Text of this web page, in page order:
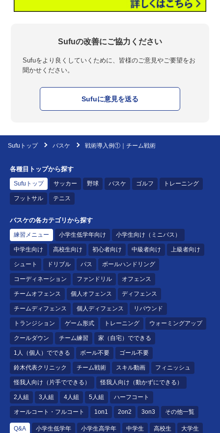
Sufuの改善にご協力ください
Sufuをより良くしていくために、皆様のご意見やご要望をお
聞かせください。
Sufuに意見を送る
Sufuトップ バスケ 戦術導入例①｜チーム戦術
各種目トップから探す
Sufuトップ サッカー 野球 バスケ ゴルフ トレーニング
フットサル テニス
バスケの各カテゴリから探す
練習メニュー 小学生低学年向け 小学生向け（ミニバス）
中学生向け 高校生向け 初心者向け 中級者向け 上級者向け
シュート ドリブル パス ボールハンドリング
コーディネーション ファンドリル オフェンス
チームオフェンス 個人オフェンス ディフェンス
チームディフェンス 個人ディフェンス リバウンド
トランジション ゲーム形式 トレーニング ウォーミングアップ
クールダウン チーム練習 家（自宅）でできる
1人（個人）でできる ボール不要 ゴール不要
鈴木代表クリニック チーム戦術 スキル動画 フィニッシュ
怪我人向け（片手でできる） 怪我人向け（動かずにできる）
2人組 3人組 4人組 5人組 ハーフコート
オールコート・フルコート 1on1 2on2 3on3 その他一覧
Q&A 小学生低学年 小学生高学年 中学生 高校生 大学生